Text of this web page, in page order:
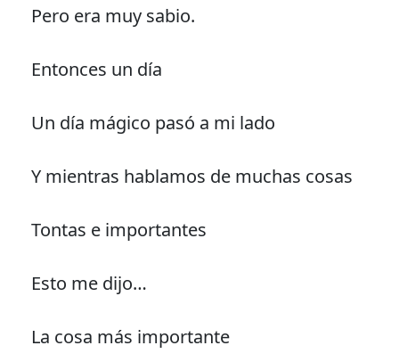
Pero era muy sabio.
Entonces un día
Un día mágico pasó a mi lado
Y mientras hablamos de muchas cosas
Tontas e importantes
Esto me dijo…
La cosa más importante